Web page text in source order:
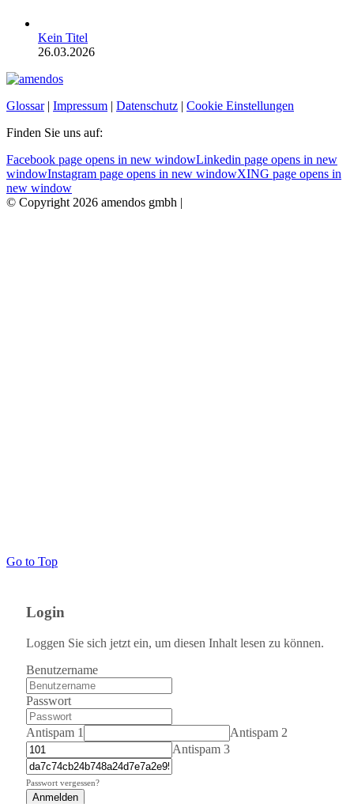
Kein Titel
26.03.2026
Glossar| Impressum | Datenschutz | Cookie Einstellungen
Finden Sie uns auf:
Facebook page opens in new windowLinkedin page opens in new
windowInstagram page opens in new windowXING page opens in
new window
© Copyright 2026 amendos gmbh |
Go to Top
Login
Loggen Sie sich jetzt ein, um diesen Inhalt lesen zu können.
Benutzername
Passwort
Antispam 1
Antispam 2
Antispam 3
Passwort vergessen?
Anmelden